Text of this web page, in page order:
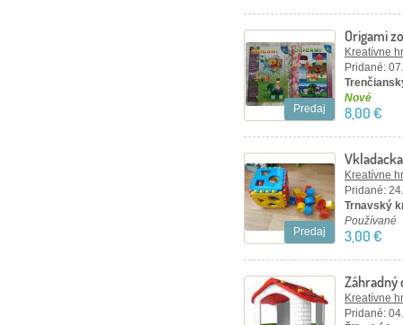
Predaj
Origami
Kreatívne
Pridané:
Nové
8,00 €
Predaj
Vkladacka
Kreatívne
Pridané:
Trnavský
Používané
3,00 €
Záhradný
Kreatívne
Pridané: